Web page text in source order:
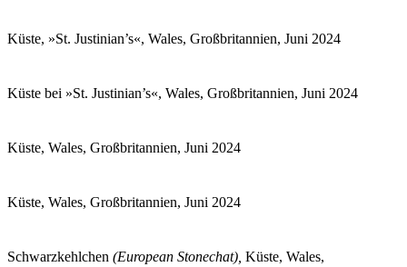
Küste, »St. Justinian’s«, Wales, Großbritannien, Juni 2024
Küste bei »St. Justinian’s«, Wales, Großbritannien, Juni 2024
Küste, Wales, Großbritannien, Juni 2024
Küste, Wales, Großbritannien, Juni 2024
Schwarzkehlchen (European Stonechat), Küste, Wales,